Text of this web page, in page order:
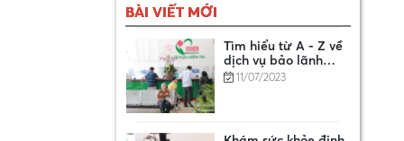
BÀI VIẾT MỚI
Tìm hiểu từ A - Z về
dịch vụ bảo lãnh
viện phí
11/07/2023